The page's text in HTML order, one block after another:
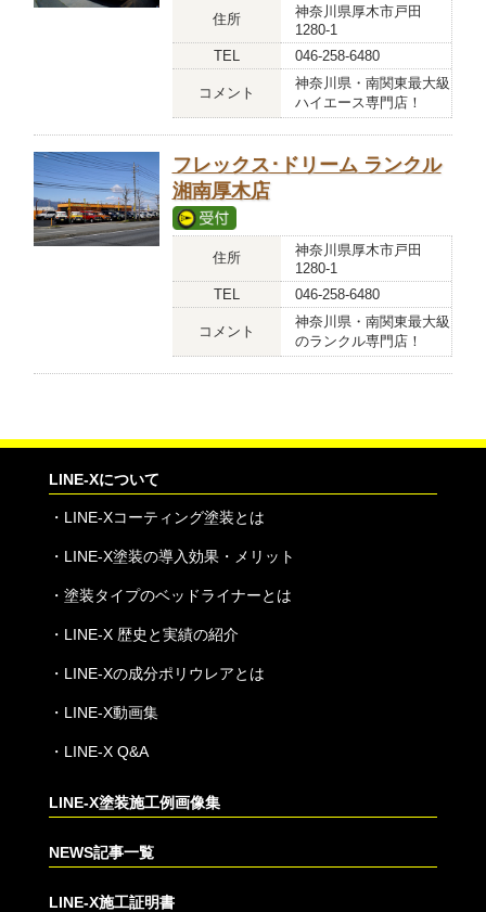
住所
神奈川県厚木市戸田
1280-1
TEL
046-258-6480
コメント
神奈川県・南関東最大級
ハイエース専門店！
フレックス･ドリーム ランクル
湘南厚木店
住所
神奈川県厚木市戸田
1280-1
TEL
046-258-6480
コメント
神奈川県・南関東最大級
のランクル専門店！
LINE-Xについて
・ LINE-Xコーティング塗装とは
・ LINE-X塗装の導入効果・メリット
・ 塗装タイプのベッドライナーとは
・ LINE-X 歴史と実績の紹介
・ LINE-Xの成分ポリウレアとは
・ LINE-X動画集
・ LINE-X Q&A
LINE-X塗装施工例画像集
NEWS記事一覧
LINE-X施工証明書